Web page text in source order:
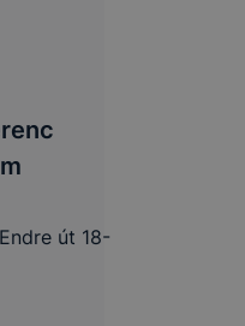
út 18-